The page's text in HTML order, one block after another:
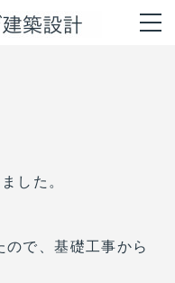
した。
で、基礎工事から